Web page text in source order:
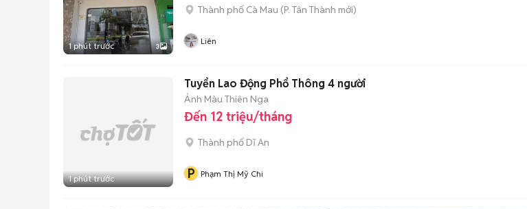
1 phút trước 3
Thành phố Cà Mau (P. Tân Thành mới)
Liên
1 phút trước
Tuyển Lao Động Phổ Thông 4 người
Ảnh Màu Thiên Nga
Đến 12 triệu/tháng
Thành phố Dĩ An
P Phạm Thị Mỹ Chi